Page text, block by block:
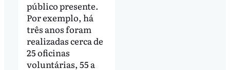
público presente.
Por exemplo, há
três anos foram
realizadas cerca de
25 oficinas
voluntárias, 55 a